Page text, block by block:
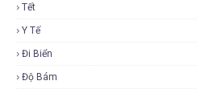
Tết
Y Tế
Đi Biển
Độ Bám